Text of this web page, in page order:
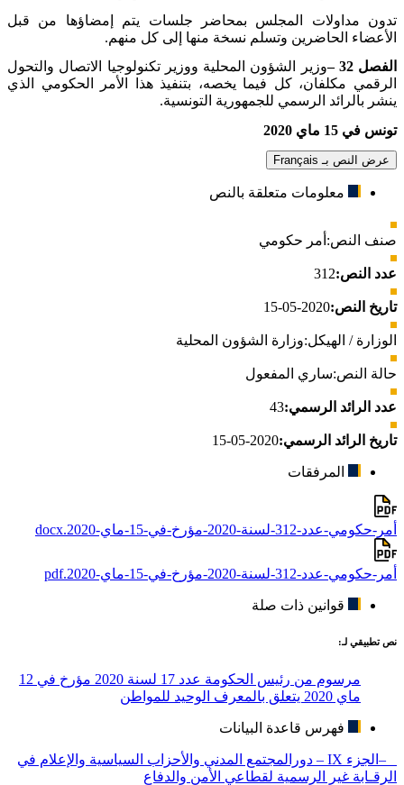
تدون مداولات المجلس بمحاضر جلسات يتم إمضاؤها من قبل
الأعضاء الحاضرين وتسلم نسخة منها إلى كل منهم.
الفصل 32 –
وزير الشؤون المحلية ووزير تكنولوجيا الاتصال والتحول
الرقمي مكلفان، كل فيما يخصه، بتنفيذ هذا الأمر الحكومي الذي
ينشر بالرائد الرسمي للجمهورية التونسية.
تونس في 15 ماي 2020
عرض النص بـ Français
معلومات متعلقة بالنص
صنف النص: أمر حكومي
عدد النص:312
تاريخ النص:2020-05-15
الوزارة / الهيكل:وزارة الشؤون المحلية
حالة النص:ساري المفعول
عدد الرائد الرسمي:43
تاريخ الرائد الرسمي:2020-05-15
المرفقات
أمر-حكومي-عدد-312-لسنة-2020-مؤرخ-في-15-ماي-2020.docx
أمر-حكومي-عدد-312-لسنة-2020-مؤرخ-في-15-ماي-2020.pdf
قوانين ذات صلة
نص تطبيقي لـ:
مرسوم من رئيس الحكومة عدد 17 لسنة 2020 مؤرخ في 12
ماي 2020 يتعلق بالمعرف الوحيد للمواطن
فهرس قاعدة البيانات
–الجزء IX – دورالمجتمع المدني والأحزاب السياسية والإعلام في
الرقـابة غير الرسمية لقطاعي الأمن والدفاع